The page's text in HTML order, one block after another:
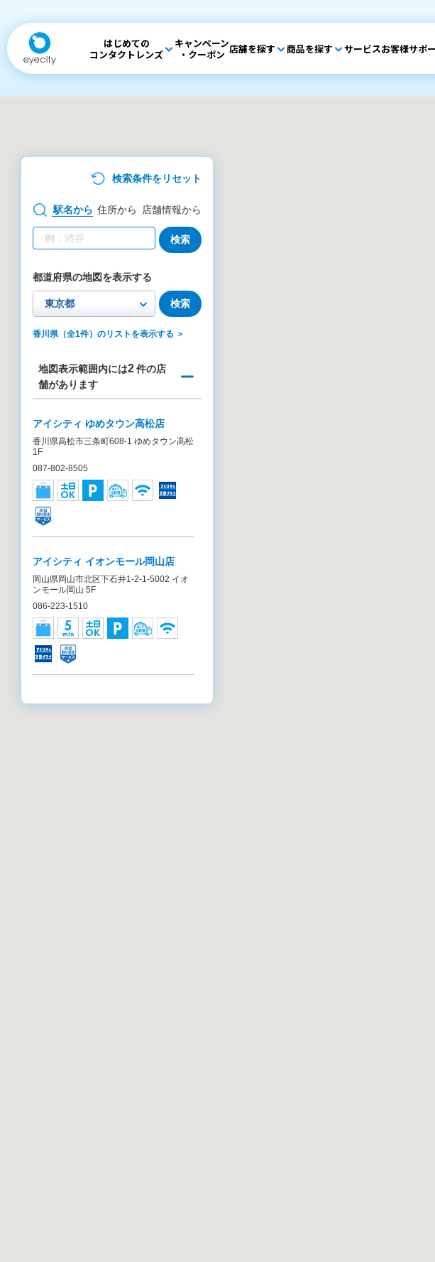
はじめての
コンタクトレンズ
キャンペーン
・クーポン 店舗を探す 商品を探す サービスお客様サポ
検索条件をリセット
駅名から 住所から 店舗情報から
検索
都道府県の地図を表示する
検索
香川県（全1件）のリストを表示する ＞
地図表示範囲内には2件の店
舗があります
アイシティ ゆめタウン高松店
香川県高松市三条町608-1 ゆめタウン高松
1F
087-802-8505
アイシティ イオンモール岡山店
岡山県岡山市北区下石井1-2-1-5002 イオ
ンモール岡山 5F
086-223-1510